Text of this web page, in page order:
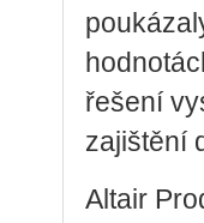
řešení
zajištění
Altair